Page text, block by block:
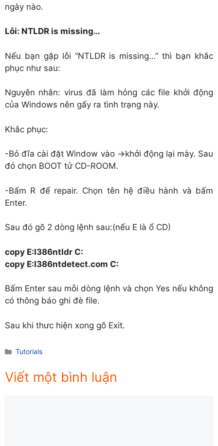
ngày nào.
Lỗi: NTLDR is missing…
Nếu bạn gặp lỗi “NTLDR is missing…” thì bạn khắc
phục như sau:
Nguyên nhân: virus đã làm hỏng các file khởi động
của Windows nên gấy ra tình trạng này.
Khắc phục:
-Bỏ đĩa cài đặt Window vào ->khởi động lại mày. Sau
đó chọn BOOT tử CD-ROOM.
-Bấm R để repair. Chọn tên hệ điều hành và bấm
Enter.
Sau đó gõ 2 dòng lệnh sau:(nếu E là ổ CD)
copy E:I386ntldr C:
copy E:I386ntdetect.com C:
Bấm Enter sau mỗi dòng lệnh và chọn Yes nếu không
có thông báo ghi đè file.
Sau khi thưc hiện xong gõ Exit.
Danh
Tutorials
Viết một bình luận